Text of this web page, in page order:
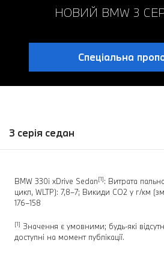
НОВИЙ BMW 3
Спеціальна
3 серія седан
BMW 330i xDrive Sedan[1]: Витрата
цикл, WLTP): 7,8–7; Викиди CO2 у г/км
176–158
[1] Значення є умовними; будь-які
доступні на момент публікації.